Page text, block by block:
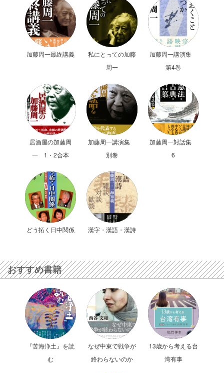
加藤周一最終講義
私にとっての加藤
周一
加藤周一講演集
第4巻
居酒屋の加藤周
一 1・2合本
加藤周一講演集
別巻
加藤周一対話集
6
どう拓く日中関係 漢字・漢語・漢詩
おすすめ書籍
『苦海浄土』を読
む
なぜ中東で戦争が
終わらないのか
13歳から考える台
湾有事